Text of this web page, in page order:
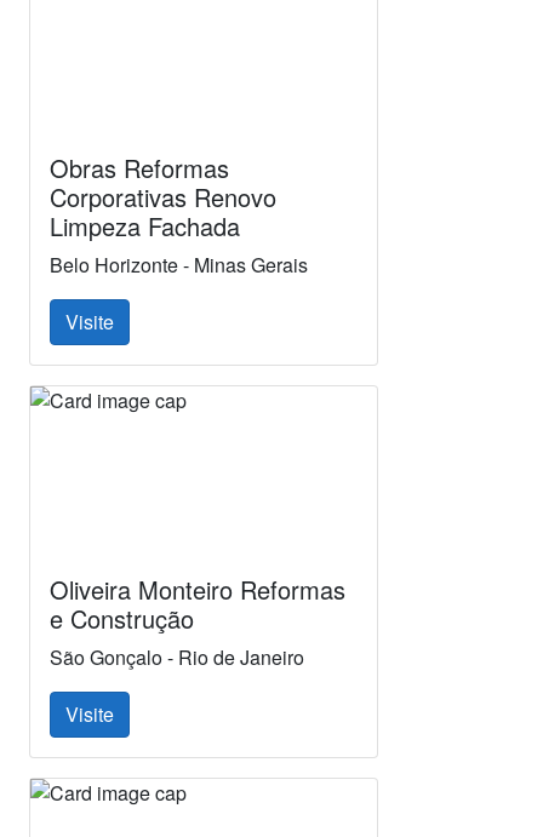
Obras Reformas
Corporativas Renovo
Limpeza Fachada
Belo Horizonte - Minas Gerais
Visite
Oliveira Monteiro Reformas
e Construção
São Gonçalo - Rio de Janeiro
Visite